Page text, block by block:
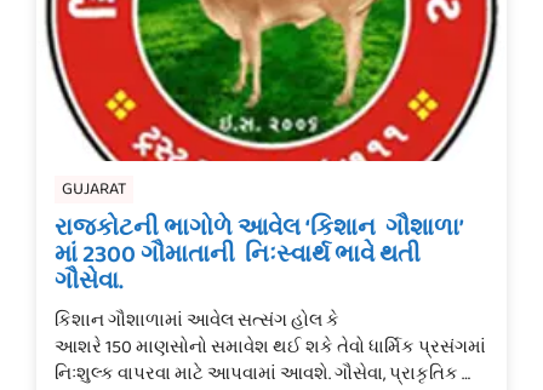
GUJARAT
રાજકોટની ભાગોળે આવેલ ‘કિશાન ગૌશાળા’
માં 2300 ગૌમાતાની નિઃસ્વાર્થ ભાવે થતી
ગૌસેવા.
કિશાન ગૌશાળામાં આવેલ સત્સંગ હોલ કે
આશરે 150 માણસોનો સમાવેશ થઈ શકે તેવો ધાર્મિક પ્રસંગમાં
નિઃશુલ્ક વાપરવા માટે આપવામાં આવશે. ગૌસેવા, પ્રાકૃતિક …